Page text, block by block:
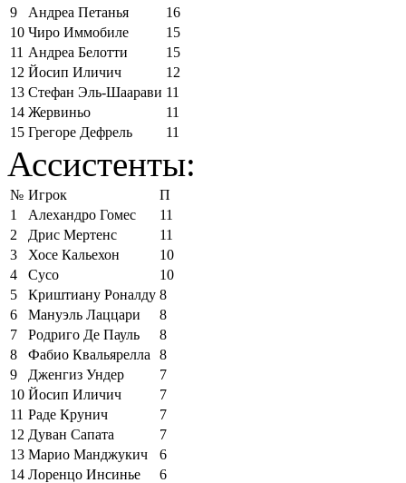
9
Андреа Петанья
16
10 Чиро Иммобиле
15
11 Андреа Белотти
15
12 Йосип Иличич
12
13 Стефан Эль-Шаарави 11
14 Жервиньо
11
15 Грегоре Дефрель 11
Ассистенты:
№ Игрок
П
1
Алехандро Гомес
11
2
Дрис Мертенс
11
3
Хосе Кальехон
10
4
Сусо
10
5
Криштиану Роналду 8
6
Мануэль Лаццари
8
7
Родриго Де Пауль
8
8
Фабио Квальярелла
8
9
Дженгиз Ундер
7
10 Йосип Иличич
7
11 Раде Крунич
7
12 Дуван Сапата
7
13 Марио Манджукич
6
14 Лоренцо Инсинье
6